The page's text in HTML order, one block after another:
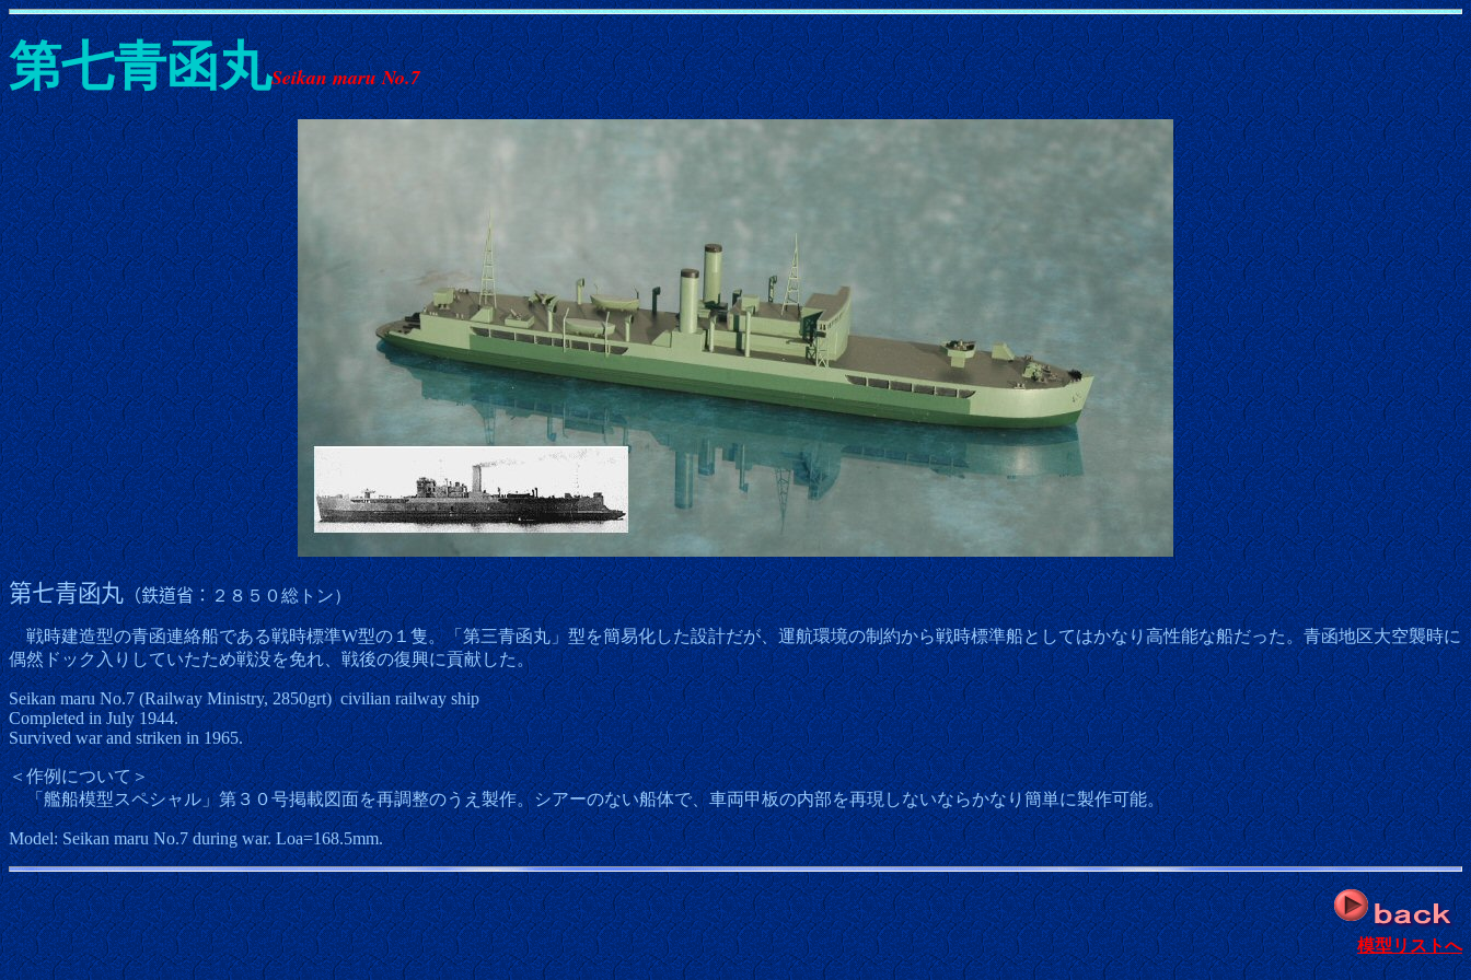
第七青函丸Seikan maru No.7
第七青函丸（鉄道省：２８５０総トン）
戦時建造型の青函連絡船である戦時標準W型の１隻。「第三青函丸」型を簡易化した設計だが、運航環境の制約から戦時標準船としてはかなり高性能な船だった。青函地区大空襲時に
偶然ドック入りしていたため戦没を免れ、戦後の復興に貢献した。
Seikan maru No.7 (Railway Ministry, 2850grt) civilian railway ship
Completed in July 1944.
Survived war and striken in 1965.
＜作例について＞
「艦船模型スペシャル」第３０号掲載図面を再調整のうえ製作。シアーのない船体で、車両甲板の内部を再現しないならかなり簡単に製作可能。
Model: Seikan maru No.7 during war. Loa=168.5mm.
模型リストへ